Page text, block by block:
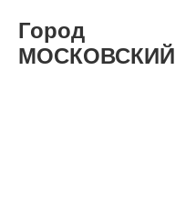
Город
МОСКОВСКИЙ